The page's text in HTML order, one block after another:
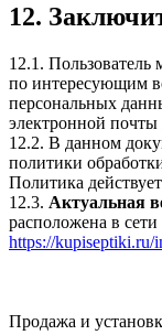
12.
12.1.
по интересующим
персональных
электронной почты
12.2. В данном
политики
Политика
12.3. Актуальная
расположена в
https://kupiseptiki.ru/
Продажа и